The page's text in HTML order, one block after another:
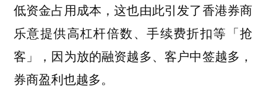
低资金占用成本，这也由此引发了香港券商
乐意提供高杠杆倍数、手续费折扣等「抢
客」，因为放的融资越多、客户中签越多，
券商盈利也越多。